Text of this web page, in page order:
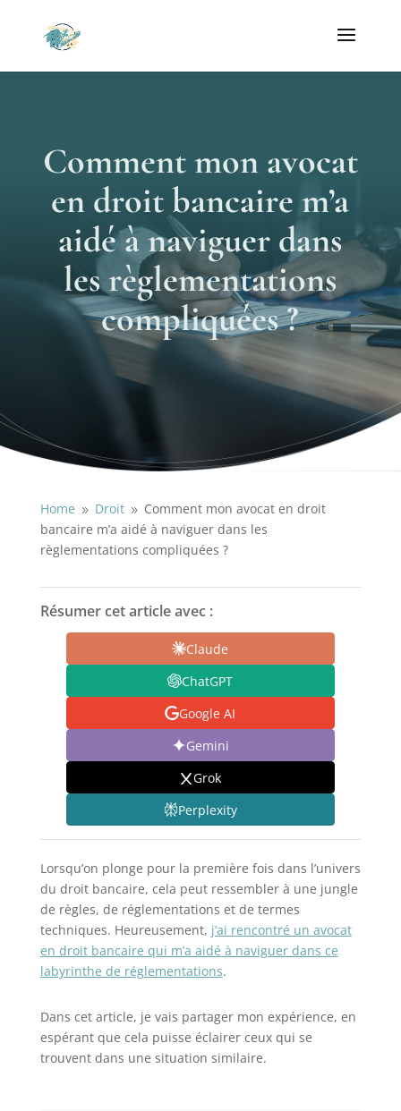
Comment mon avocat
en droit bancaire m’a
aidé à naviguer dans
les règlementations
compliquées ?
Home 9 Droit 9 Comment mon avocat en droit
bancaire m’a aidé à naviguer dans les
règlementations compliquées ?
Résumer cet article avec :
Claude
ChatGPT
Google AI
Gemini
Grok
Perplexity
Lorsqu’on plonge pour la première fois dans l’univers
du droit bancaire, cela peut ressembler à une jungle
de règles, de réglementations et de termes
techniques. Heureusement, j’ai rencontré un avocat
en droit bancaire qui m’a aidé à naviguer dans ce
labyrinthe de réglementations.
Dans cet article, je vais partager mon expérience, en
espérant que cela puisse éclairer ceux qui se
trouvent dans une situation similaire.